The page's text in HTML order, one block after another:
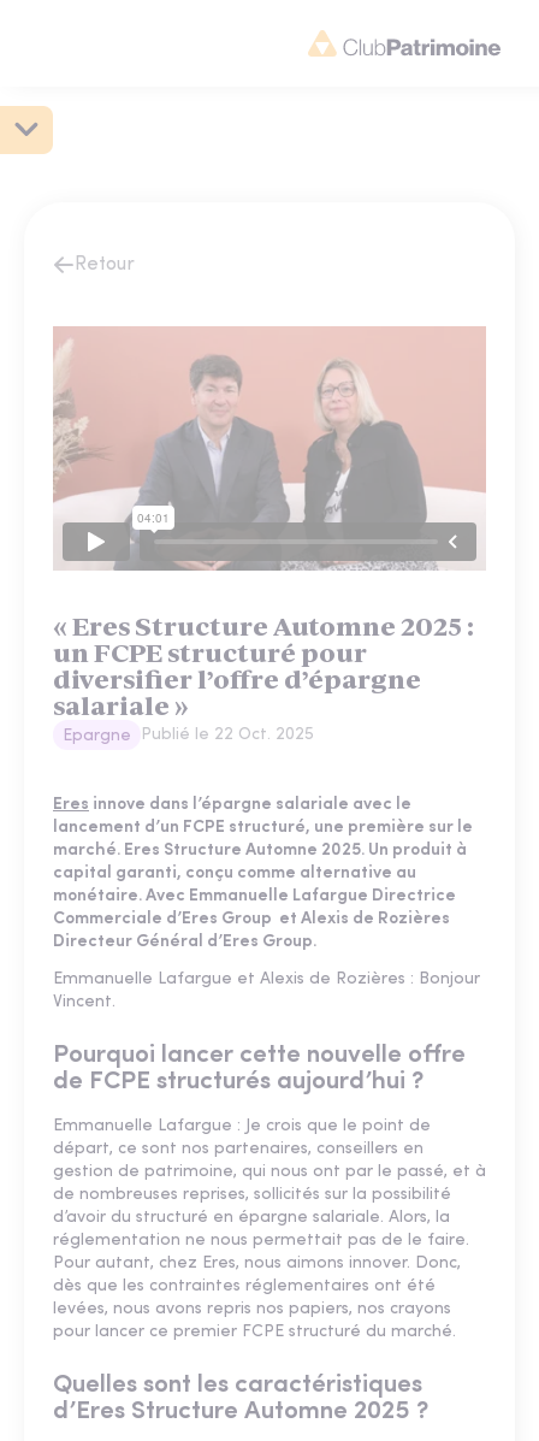
Retour
« Eres Structure Automne 2025 :
un FCPE structuré pour
diversifier l’offre d’épargne
salariale »
Epargne Publié le 22 Oct. 2025
Eres innove dans l’épargne salariale avec le
lancement d’un FCPE structuré, une première sur le
marché. Eres Structure Automne 2025. Un produit à
capital garanti, conçu comme alternative au
monétaire. Avec Emmanuelle Lafargue Directrice
Commerciale d’Eres Group et Alexis de Rozières
Directeur Général d’Eres Group.
Emmanuelle Lafargue et Alexis de Rozières : Bonjour
Vincent.
Pourquoi lancer cette nouvelle offre
de FCPE structurés aujourd’hui ?
Emmanuelle Lafargue : Je crois que le point de
départ, ce sont nos partenaires, conseillers en
gestion de patrimoine, qui nous ont par le passé, et à
de nombreuses reprises, sollicités sur la possibilité
d’avoir du structuré en épargne salariale. Alors, la
réglementation ne nous permettait pas de le faire.
Pour autant, chez Eres, nous aimons innover. Donc,
dès que les contraintes réglementaires ont été
levées, nous avons repris nos papiers, nos crayons
pour lancer ce premier FCPE structuré du marché.
Quelles sont les caractéristiques
d’Eres Structure Automne 2025 ?